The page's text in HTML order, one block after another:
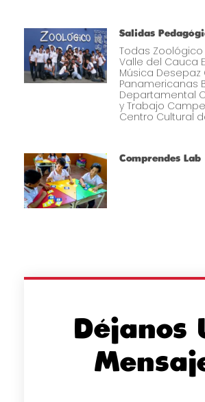
Salidas
Todas Zoológico
Valle del Cauca
Música Desepaz
Panamericanas
Departamental
y Trabajo
Centro Cultural
Comprendes Lab
Déjanos